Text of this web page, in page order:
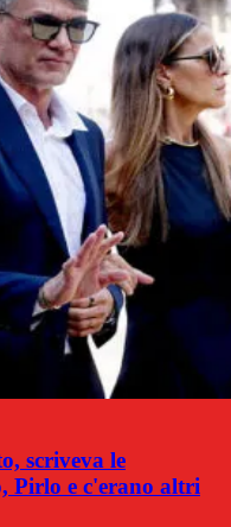
scriveva le
Pirlo e c'erano altri